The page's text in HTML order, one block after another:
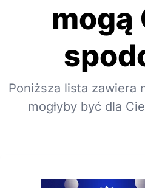
mogą
Poniższa lista zawiera
mogłyby być dla